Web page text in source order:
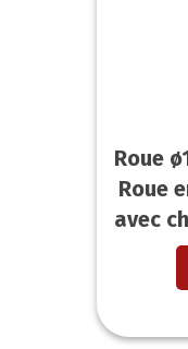
Roue
Roue
avec